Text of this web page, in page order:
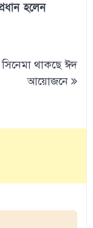
হলেন
থাকছে ঈদ
আয়োজনে